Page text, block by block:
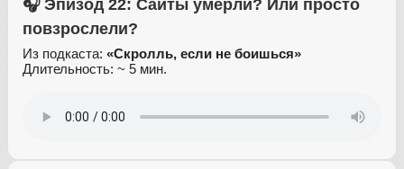
🎧 Эпизод 22: Сайты умерли? Или просто
повзрослели?
Из подкаста: «Скролль, если не боишься»
Длительность: ~ 5 мин.